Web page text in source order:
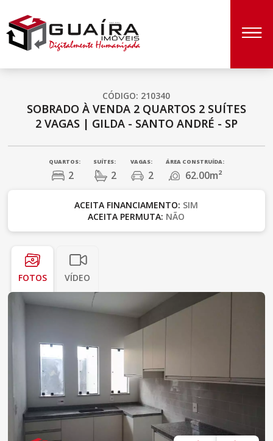
CÓDIGO: 210340
SOBRADO À VENDA 2 QUARTOS 2 SUÍTES
2 VAGAS| GILDA - SANTO ANDRÉ - SP
QUARTOS:
2
SUÍTES:
2
VAGAS:
2
ÁREA CONSTRUÍDA:
62.00m²
ACEITA FINANCIAMENTO: SIM
ACEITA PERMUTA: NÃO
FOTOS VÍDEO